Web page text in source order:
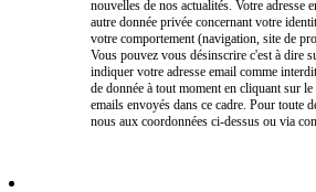
nouvelles de nos actualités. Votre adresse
autre donnée privée concernant votre
votre comportement (navigation, site de
Vous pouvez vous désinscrire c'est à dire
indiquer votre adresse email comme
de donnée à tout moment en cliquant sur
emails envoyés dans ce cadre. Pour toute
nous aux coordonnées ci-dessus ou via